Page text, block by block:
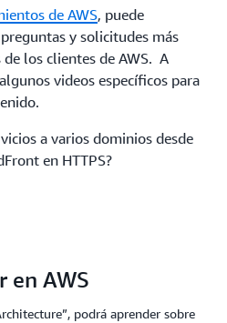
de AWS, puede
y solicitudes más
los clientes de AWS. A
videos específicos para
a varios dominios desde
en HTTPS?
en AWS
podrá aprender sobre